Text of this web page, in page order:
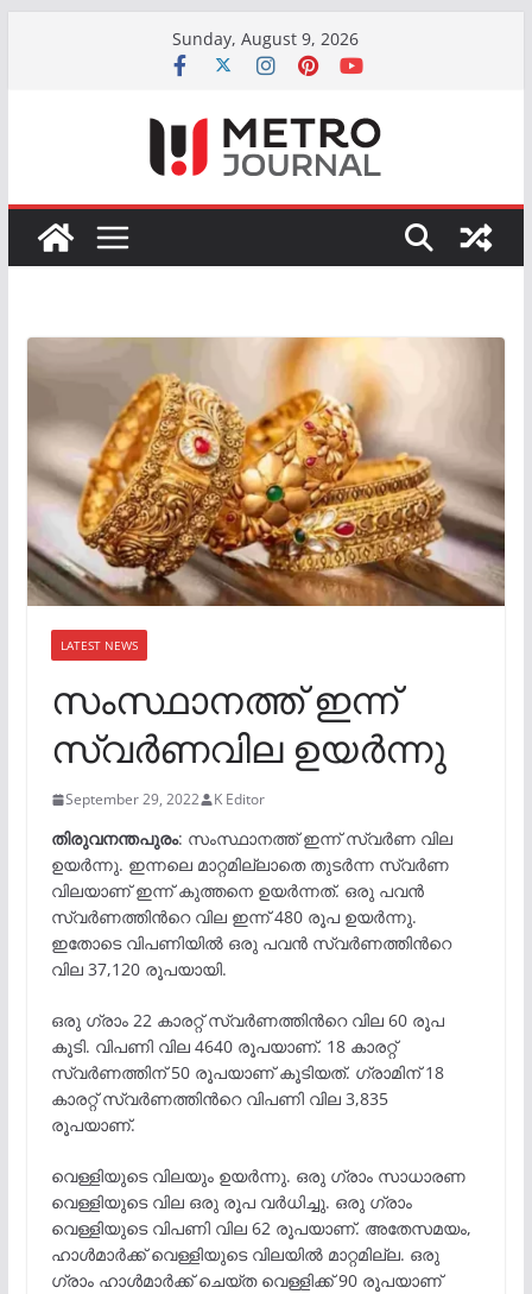
Sunday, August 9, 2026
LATEST NEWS
സംസ്ഥാനത്ത് ഇന്ന്
സ്വർണവില ഉയർന്നു
September 29, 2022 K Editor
തിരുവനന്തപുരം: സംസ്ഥാനത്ത് ഇന്ന് സ്വർണ വില
ഉയർന്നു. ഇന്നലെ മാറ്റമില്ലാതെ തുടർന്ന സ്വർണ
വിലയാണ് ഇന്ന് കുത്തനെ ഉയർന്നത്. ഒരു പവൻ
സ്വർണത്തിന്‍റെ വില ഇന്ന് 480 രൂപ ഉയർന്നു.
ഇതോടെ വിപണിയിൽ ഒരു പവൻ സ്വർണത്തിന്‍റെ
വില 37,120 രൂപയായി.
ഒരു ഗ്രാം 22 കാരറ്റ് സ്വർണത്തിന്‍റെ വില 60 രൂപ
കൂടി. വിപണി വില 4640 രൂപയാണ്. 18 കാരറ്റ്
സ്വർണത്തിന് 50 രൂപയാണ് കൂടിയത്. ഗ്രാമിന് 18
കാരറ്റ് സ്വർണത്തിന്‍റെ വിപണി വില 3,835
രൂപയാണ്.
വെള്ളിയുടെ വിലയും ഉയർന്നു. ഒരു ഗ്രാം സാധാരണ
വെള്ളിയുടെ വില ഒരു രൂപ വർധിച്ചു. ഒരു ഗ്രാം
വെള്ളിയുടെ വിപണി വില 62 രൂപയാണ്. അതേസമയം,
ഹാൾമാർക്ക് വെള്ളിയുടെ വിലയിൽ മാറ്റമില്ല. ഒരു
ഗ്രാം ഹാൾമാർക്ക് ചെയ്ത വെള്ളിക്ക് 90 രൂപയാണ്